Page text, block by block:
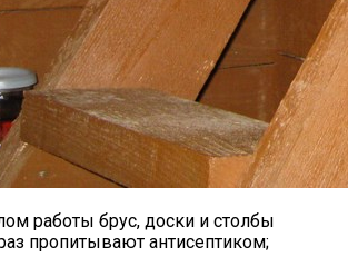
работы брус, доски и столбы
пропитывают антисептиком;